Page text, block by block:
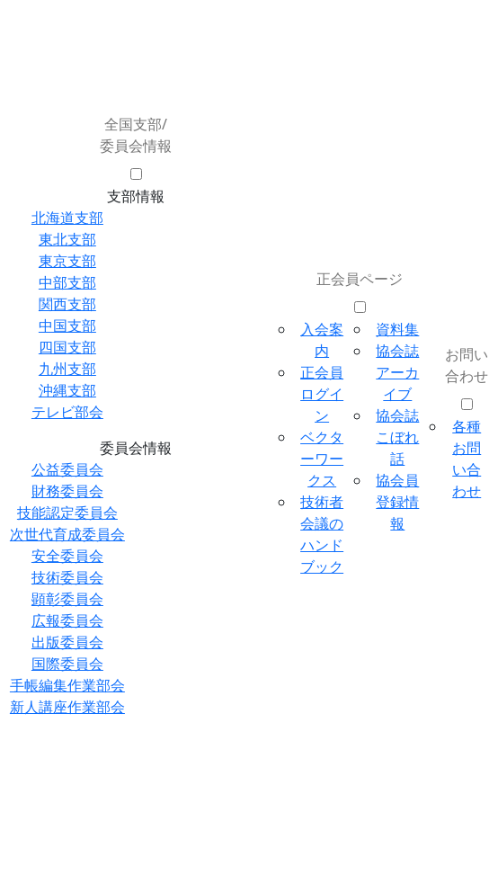
全国支部/
委員会情報
支部情報
北海道支部
東北支部
東京支部
中部支部
関西支部
中国支部
四国支部
九州支部
沖縄支部
テレビ部会
委員会情報
公益委員会
財務委員会
技能認定委員会
次世代育成委員会
安全委員会
技術委員会
顕彰委員会
広報委員会
出版委員会
国際委員会
手帳編集作業部会
新人講座作業部会
正会員ページ
入会案
内
正会員
ログイ
ン
ベクタ
ーワー
クス
技術者
会議の
ハンド
ブック
資料集
協会誌
アーカ
イブ
協会誌
こぼれ
話
協会員
登録情
報
お問い
合わせ
各種
お問
い合
わせ